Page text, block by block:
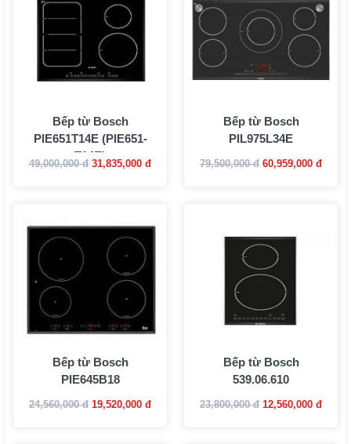
Bếp từ Bosch
PIE651T14E (PIE651-
T14E)
49,000,000 đ 31,835,000 đ
Bếp từ Bosch
PIL975L34E
79,500,000 đ 60,959,000 đ
Bếp từ Bosch
PIE645B18
24,560,000 đ 19,520,000 đ
Bếp từ Bosch
539.06.610
23,800,000 đ 12,560,000 đ